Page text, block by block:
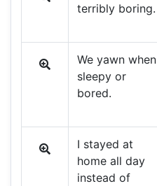
terribly boring.
We yawn when
sleepy or
bored.
I stayed at
home all day
instead of